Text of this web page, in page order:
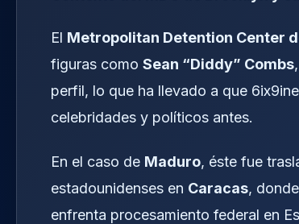
El Metropolitan Detention Center
figuras como Sean “Diddy” Combs
perfil, lo que ha llevado a que
celebridades y políticos antes.
En el caso de Maduro, éste fue
estadounidenses en Caracas,
enfrenta procesamiento federal en